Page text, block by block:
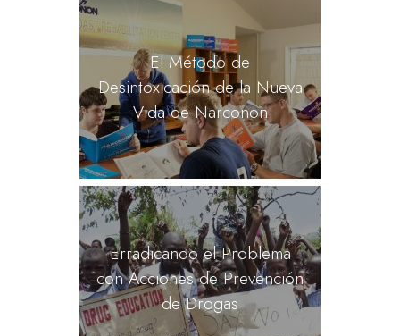
El Método de
Desintoxicación de la Nueva
Vida de Narconon
Erradicando el Problema
con Acciones de Prevención
de Drogas